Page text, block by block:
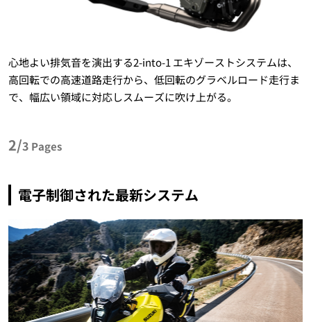
心地よい排気音を演出する2-into-1 エキゾーストシステムは、
高回転での高速道路走行から、低回転のグラベルロード走行ま
で、幅広い領域に対応しスムーズに吹け上がる。
2/3 Pages
電子制御された最新システム